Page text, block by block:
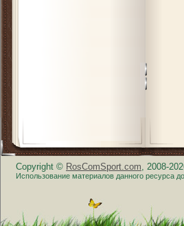
Copyright © RosComSport.com, 2008-
Использование материалов данного ресурса